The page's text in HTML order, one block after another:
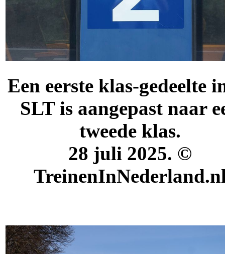
Een eerste klas-gedeelte
SLT is aangepast naar
tweede klas.
28 juli 2025. ©